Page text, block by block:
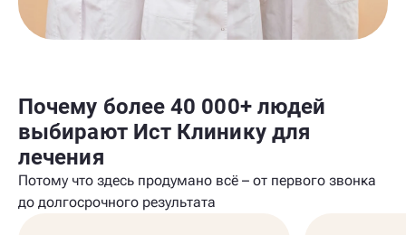
Почему более 40 000+ людей
выбирают Ист Клинику для
лечения
Потому что здесь продумано всё – от первого звонка
до долгосрочного результата